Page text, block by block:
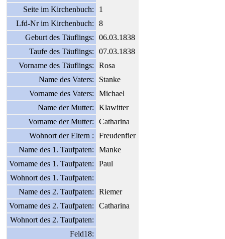
Seite im Kirchenbuch:
1
Lfd-Nr im Kirchenbuch:
8
Geburt des Täuflings:
06.03.1838
Taufe des Täuflings:
07.03.1838
Vorname des Täuflings:
Rosa
Name des Vaters:
Stanke
Vorname des Vaters:
Michael
Name der Mutter:
Klawitter
Vorname der Mutter:
Catharina
Wohnort der Eltern :
Freudenfier
Name des 1. Taufpaten:
Manke
Vorname des 1. Taufpaten:
Paul
Wohnort des 1. Taufpaten:
Name des 2. Taufpaten:
Riemer
Vorname des 2. Taufpaten:
Catharina
Wohnort des 2. Taufpaten:
Feld18: